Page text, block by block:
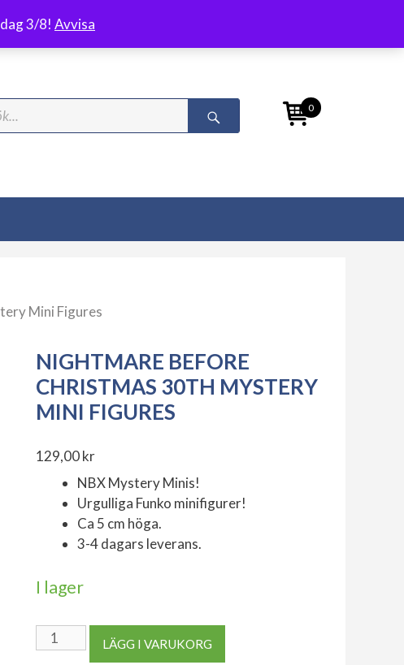
3/8! Avvisa
0
Mini Figures
NIGHTMARE BEFORE
CHRISTMAS 30TH MYSTERY
MINI FIGURES
129,00kr
NBX Mystery Minis!
Urgulliga Funko minifigurer!
Ca 5 cm höga.
3-4 dagars leverans.
I lager
Nightmare
before
LÄGG I VARUKORG